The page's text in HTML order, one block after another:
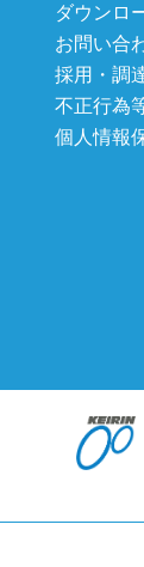
ダウンロ
お問い合
採用・調
不正行為
個人情報